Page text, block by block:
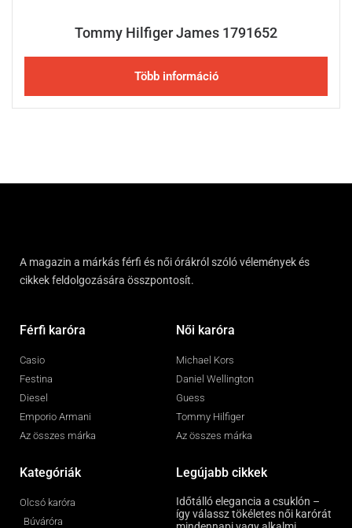
Tommy Hilfiger James 1791652
Több információ
A magazin a márkás férfi és női órákról szóló vélemények és
cikkek feldolgozására összpontosít.
Férfi karóra
Casio
Festina
Diesel
Emporio Armani
Az összes márka
Női karóra
Michael Kors
Daniel Wellington
Guess
Tommy Hilfiger
Az összes márka
Kategóriák
Olcsó karóra
Búváróra
Legújabb cikkek
Időtálló elegancia a csuklón –
így válassz tökéletes női karórát